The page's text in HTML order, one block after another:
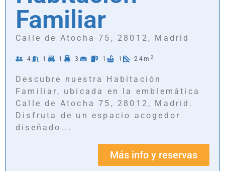
Familiar
Calle de Atocha 75, 28012, Madrid
4 1 1 3 1 1 24m 2
Descubre nuestra Habitación
Familiar, ubicada en la emblemática
Calle de Atocha 75, 28012, Madrid.
Disfruta de un espacio acogedor
diseñado...
Más info y reservas